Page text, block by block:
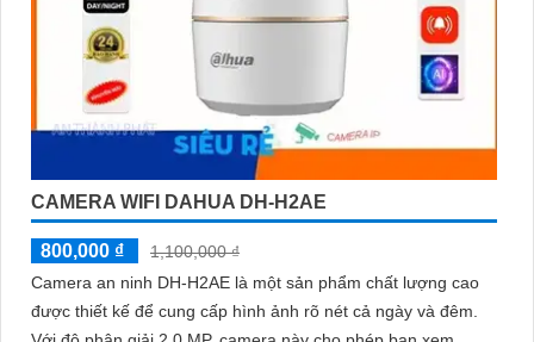
CAMERA WIFI DAHUA DH-H2AE
800,000 ₫
1,100,000 ₫
Camera an ninh DH-H2AE là một sản phẩm chất lượng cao
được thiết kế để cung cấp hình ảnh rõ nét cả ngày và đêm.